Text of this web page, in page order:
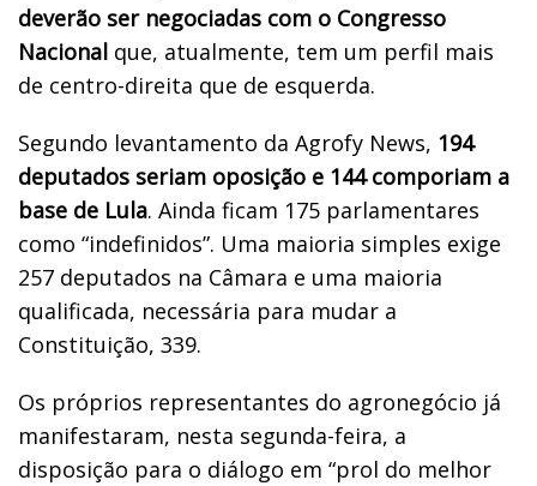
deverão ser negociadas com o Congresso
Nacional que, atualmente, tem um perfil mais
de centro-direita que de esquerda.
Segundo levantamento da Agrofy News, 194
deputados seriam oposição e 144 comporiam a
base de Lula. Ainda ficam 175 parlamentares
como “indefinidos”. Uma maioria simples exige
257 deputados na Câmara e uma maioria
qualificada, necessária para mudar a
Constituição, 339.
Os próprios representantes do agronegócio já
manifestaram, nesta segunda-feira, a
disposição para o diálogo em “prol do melhor